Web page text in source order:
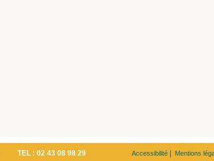
TEL : 02 43 08 98 29 Accessibilité Mentions